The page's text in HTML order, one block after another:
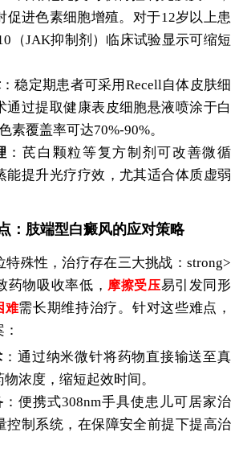
促进色素细胞增殖。对于12岁以上患
（JAK抑制剂）临床试验显示可缩短
：稳定期患者可采用Recell自体皮肤细
通过提取健康表皮细胞悬液喷涂于白
素覆盖率可达70%-90%。
：芪白颗粒等复方制剂可改善微循
能提升光疗疗效，尤其适合体质虚弱
：肢端型白癜风的应对策略
特殊性，治疗存在三大挑战：strong>
药物吸收率低， 摩擦受压易引发同形
难需长期维持治疗。针对这些难点，
：通过纳米微针将药物直接输送至真
浓度，缩短起效时间。
：便携式308nm手具使患儿可居家治
控制系统，在保障安全前提下提高治